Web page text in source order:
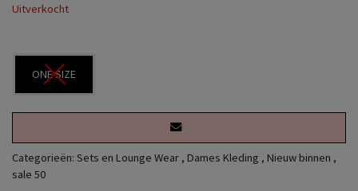
Uitverkocht
ONE SIZE
Categorieën: Sets en Lounge Wear , Dames Kleding , Nieuw binnen ,
sale 50